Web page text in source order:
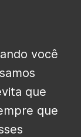
você
que
que